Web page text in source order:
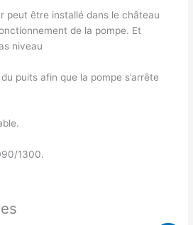
peut être installé dans le château
de la pompe. Et
niveau
puits afin que la pompe s’arrête
1300.